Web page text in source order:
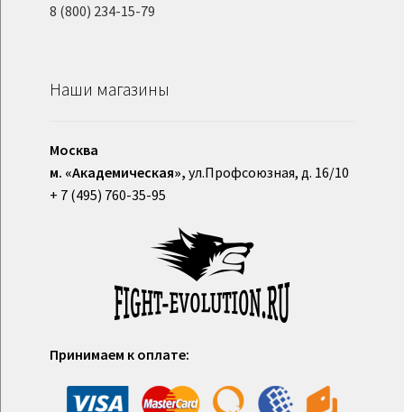
8 (800) 234-15-79
Наши магазины
Москва
м. «Академическая», ул.Профсоюзная, д. 16/10
+ 7 (495) 760-35-95
Принимаем к оплате: